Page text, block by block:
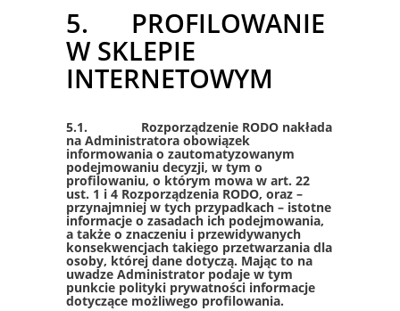
5. PROFILOWANIE
W SKLEPIE
INTERNETOWYM
5.1. Rozporządzenie RODO nakłada
na Administratora obowiązek
informowania o zautomatyzowanym
podejmowaniu decyzji, w tym o
profilowaniu, o którym mowa w art. 22
ust. 1 i 4 Rozporządzenia RODO, oraz –
przynajmniej w tych przypadkach – istotne
informacje o zasadach ich podejmowania,
a także o znaczeniu i przewidywanych
konsekwencjach takiego przetwarzania dla
osoby, której dane dotyczą. Mając to na
uwadze Administrator podaje w tym
punkcie polityki prywatności informacje
dotyczące możliwego profilowania.